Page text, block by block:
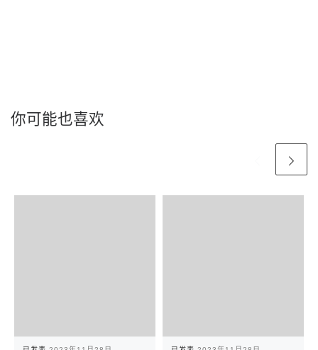
你可能也喜欢